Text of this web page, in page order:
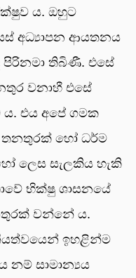
ය. ඔහුට
අධ්‍යාපන ආයතනය
පිරිනමා තිබිණී. එසේ
වනාහී එසේ
එය අපේ ගමක
හෝ ධර්ම
ලෙස සැලකිය හැකි
භික්ෂු ශාසනයේ
වන්නේ ය.
ඉහළින්ම
සාමාන්‍යය